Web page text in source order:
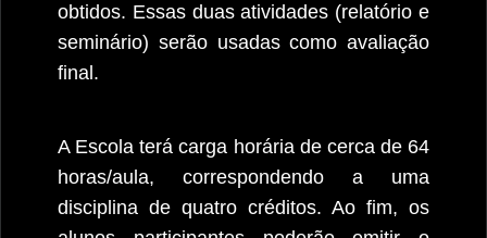
obtidos. Essas duas atividades (relatório e
seminário) serão usadas como avaliação
final.
A Escola terá carga horária de cerca de 64
horas/aula, correspondendo a uma
disciplina de quatro créditos. Ao fim, os